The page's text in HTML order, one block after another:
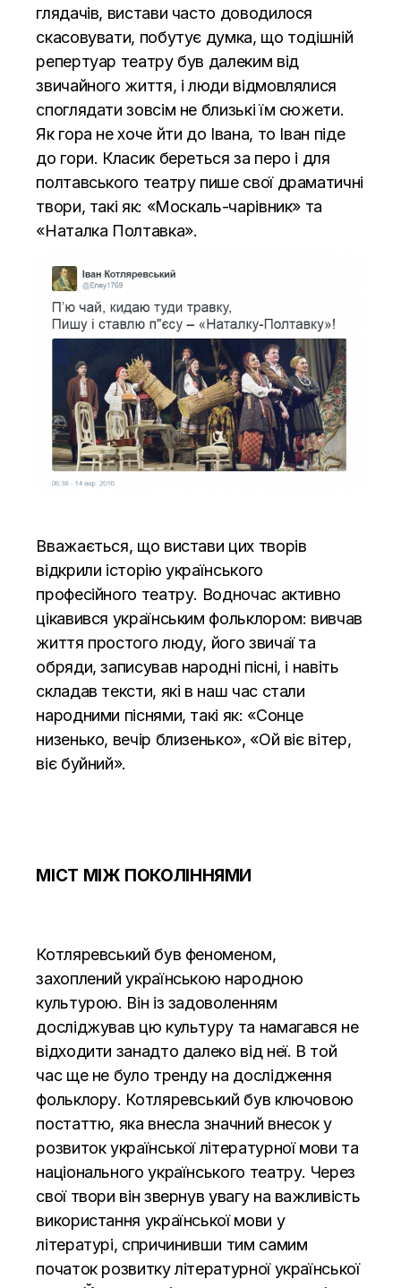
глядачів, вистави часто доводилося
скасовувати, побутує думка, що тодішній
репертуар театру був далеким від
звичайного життя, і люди відмовлялися
споглядати зовсім не близькі їм сюжети.
Як гора не хоче йти до Івана, то Іван піде
до гори. Класик береться за перо і для
полтавського театру пише свої драматичні
твори, такі як: «Москаль-чарівник» та
«Наталка Полтавка».
Вважається, що вистави цих творів
відкрили історію українського
професійного театру. Водночас активно
цікавився українським фольклором: вивчав
життя простого люду, його звичаї та
обряди, записував народні пісні, і навіть
складав тексти, які в наш час стали
народними піснями, такі як: «Сонце
низенько, вечір близенько», «Ой віє вітер,
віє буйний».
МІСТ МІЖ ПОКОЛІННЯМИ
Котляревський був феноменом,
захоплений українською народною
культурою. Він із задоволенням
досліджував цю культуру та намагався не
відходити занадто далеко від неї. В той
час ще не було тренду на дослідження
фольклору. Котляревський був ключовою
постаттю, яка внесла значний внесок у
розвиток української літературної мови та
національного українського театру. Через
свої твори він звернув увагу на важливість
використання української мови у
літературі, спричинивши тим самим
початок розвитку літературної української